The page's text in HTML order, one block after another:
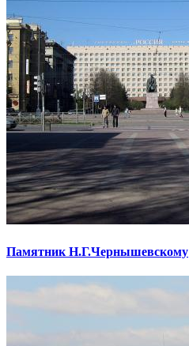
Памятник Н.Г.Чернышевскому